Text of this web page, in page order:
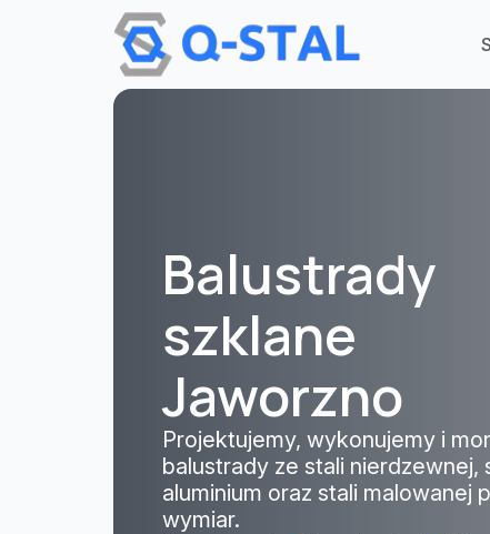
Przejdź do treści
Balustrady
szklane
Jaworzno
Projektujemy, wykonujemy i
balustrady ze stali nierdzewnej,
aluminium oraz stali malowanej
wymiar.